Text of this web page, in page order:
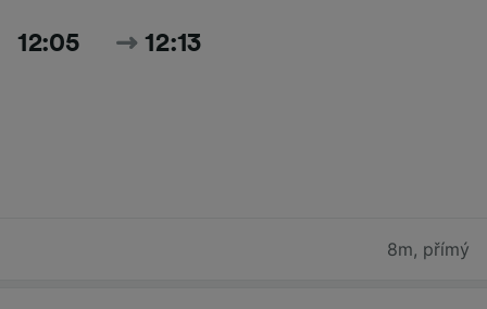
12:05 12:13
8m, přímý